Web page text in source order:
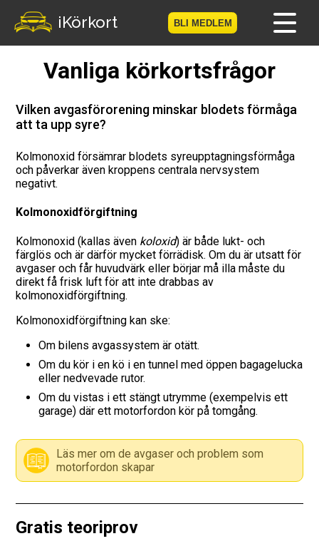
iKörkort BLI MEDLEM
Hem
Bli medlem
Prov
Körkortsresan
Vägmärkesspelet
Körkortsteori
Checklista för ditt körkort
Vägmärken
Hitta trafikskola
Presentkort
Language
Vanliga körkortsfrågor
Vilken avgasförorening minskar blodets förmåga
att ta upp syre?
Kolmonoxid försämrar blodets syreupptagningsförmåga
och påverkar även kroppens centrala nervsystem
negativt.
Kolmonoxidförgiftning
Kolmonoxid (kallas även koloxid) är både lukt- och
färglös och är därför mycket förrädisk. Om du är utsatt för
avgaser och får huvudvärk eller börjar må illa måste du
direkt få frisk luft för att inte drabbas av
kolmonoxidförgiftning.
Kolmonoxidförgiftning kan ske:
Om bilens avgassystem är otätt.
Om du kör i en kö i en tunnel med öppen bagagelucka
eller nedvevade rutor.
Om du vistas i ett stängt utrymme (exempelvis ett
garage) där ett motorfordon kör på tomgång.
Läs mer om de avgaser och problem som
motorfordon skapar
Gratis teoriprov